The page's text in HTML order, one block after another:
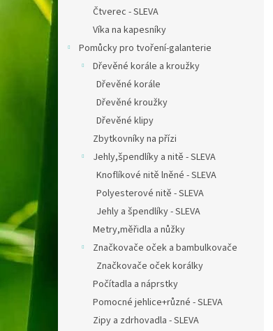
Čtverec - SLEVA
Víka na kapesníky
Pomůcky pro tvoření-galanterie
Dřevěné korále a kroužky
Dřevěné korále
Dřevěné kroužky
Dřevěné klipy
Zbytkovníky na přízi
Jehly,špendlíky a nitě - SLEVA
Knoflíkové nitě lněné - SLEVA
Polyesterové nitě - SLEVA
Jehly a špendlíky - SLEVA
Metry,měřidla a nůžky
Značkovače oček a bambulkovače
Značkovače oček korálky
Počítadla a náprstky
Pomocné jehlice+různé - SLEVA
Zipy a zdrhovadla - SLEVA